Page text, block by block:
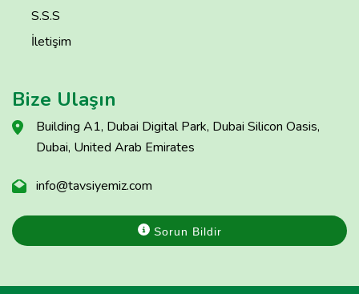
S.S.S
İletişim
Bize Ulaşın
Building A1, Dubai Digital Park, Dubai Silicon Oasis,
Dubai, United Arab Emirates
info@tavsiyemiz.com
Sorun Bildir